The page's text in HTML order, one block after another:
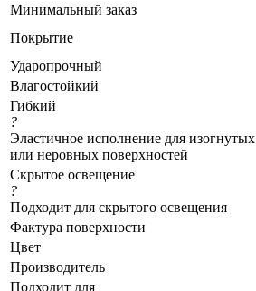
Минимальный заказ
Покрытие
Ударопрочный
Влагостойкий
Гибкий
?
Эластичное исполнение для изогнутых
или неровных поверхностей
Скрытое освещение
?
Подходит для скрытого освещения
Фактура поверхности
Цвет
Производитель
Подходит для